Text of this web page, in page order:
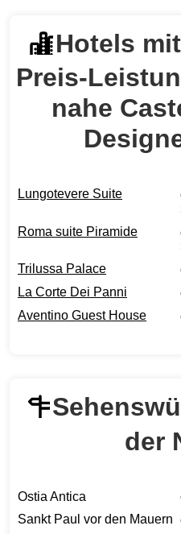
Hotels
nahe
Lungotevere Suite
Roma suite Piramide
Trilussa Palace
La Corte Dei Panni
Aventino Guest House
der
Ostia Antica
Sankt Paul vor den Mauern